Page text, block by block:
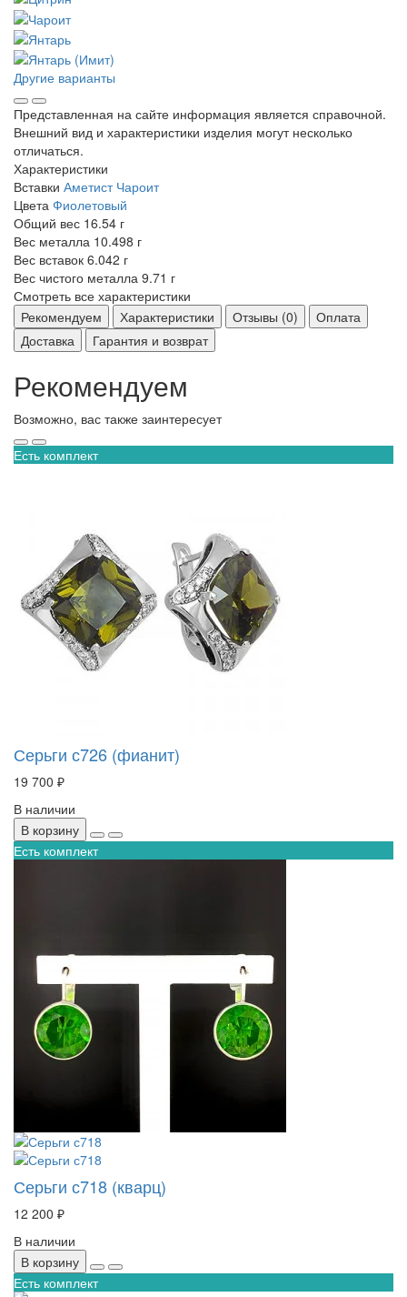
Другие варианты
Представленная на сайте информация является справочной.
Внешний вид и характеристики изделия могут несколько
отличаться.
Характеристики
Вставки Аметист Чароит
Цвета Фиолетовый
Общий вес 16.54 г
Вес металла 10.498 г
Вес вставок 6.042 г
Вес чистого металла 9.71 г
Смотреть все характеристики
Рекомендуем
Характеристики Отзывы (0)
Оплата
Доставка
Гарантия и возврат
Рекомендуем
Возможно, вас также заинтересует
Есть комплект
Серьги с726 (фианит)
19 700 ₽
В наличии
В корзину
Есть комплект
Серьги с718 (кварц)
12 200 ₽
В наличии
В корзину
Есть комплект